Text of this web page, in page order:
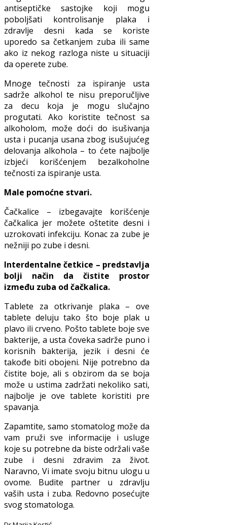
antiseptičke sastojke koji mogu
poboljšati kontrolisanje plaka i
zdravlje desni kada se koriste
uporedo sa četkanjem zuba ili same
ako iz nekog razloga niste u situaciji
da operete zube.
Mnoge tečnosti za ispiranje usta
sadrže alkohol te nisu preporučljive
za decu koja je mogu slučajno
progutati. Ako koristite tečnost sa
alkoholom, može doći do isušivanja
usta i pucanja usana zbog isušujućeg
delovanja alkohola – to ćete najbolje
izbjeći korišćenjem bezalkoholne
tečnosti za ispiranje usta.
Male pomoćne stvari.
Čačkalice – izbegavajte korišćenje
čačkalica jer možete oštetite desni i
uzrokovati infekciju. Konac za zube je
nežniji po zube i desni.
Interdentalne četkice – predstavlja
bolji način da čistite prostor
između zuba od čačkalica.
Tablete za otkrivanje plaka – ove
tablete deluju tako što boje plak u
plavo ili crveno. Pošto tablete boje sve
bakterije, a usta čoveka sadrže puno i
korisnih bakterija, jezik i desni će
takođe biti obojeni. Nije potrebno da
čistite boje, ali s obzirom da se boja
može u ustima zadržati nekoliko sati,
najbolje je ove tablete koristiti pre
spavanja.
Zapamtite, samo stomatolog može da
vam pruži sve informacije i usluge
koje su potrebne da biste održali vaše
zube i desni zdravim za život.
Naravno, Vi imate svoju bitnu ulogu u
ovome. Budite partner u zdravlju
vaših usta i zuba. Redovno posećujte
svog stomatologa.